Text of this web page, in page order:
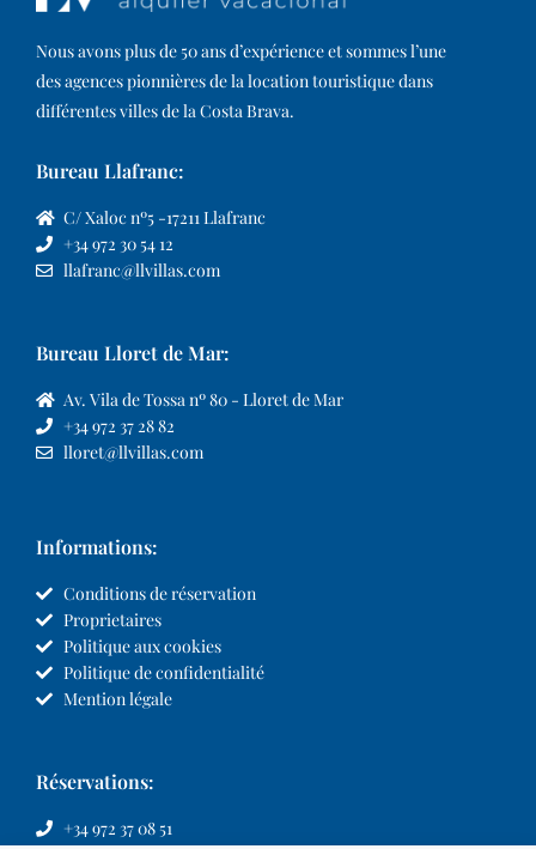
Nous avons plus de 50 ans d’expérience et sommes l’une
des agences pionnières de la location touristique dans
différentes villes de la Costa Brava.​
Bureau Llafranc:
C/ Xaloc nº5 -17211 Llafranc
+34 972 30 54 12
llafranc@llvillas.com
Bureau Lloret de Mar:
Av. Vila de Tossa nº 80 - Lloret de Mar
+34 972 37 28 82
lloret@llvillas.com
Informations:
Conditions de réservation
Proprietaires
Politique aux cookies
Politique de confidentialité
Mention légale
Réservations:
+34 972 37 08 51